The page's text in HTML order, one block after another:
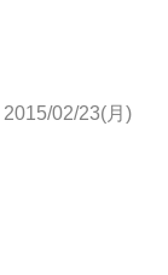
2015/02/23(月)